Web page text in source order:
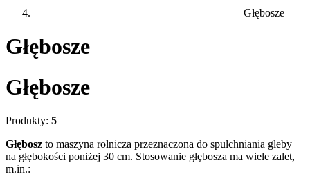
Głębosze
Głębosze
Głębosze
Produkty: 5
Głębosz to maszyna rolnicza przeznaczona do spulchniania gleby
na głębokości poniżej 30 cm. Stosowanie głębosza ma wiele zalet,
m.in.: